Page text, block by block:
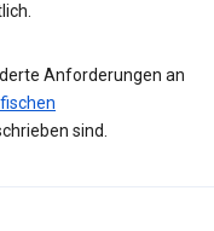
Anforderungen an
sind.